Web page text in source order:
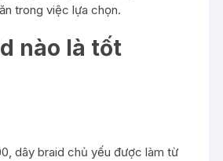
trong việc lựa chọn.
nào là tốt
dây braid chủ yếu được làm từ